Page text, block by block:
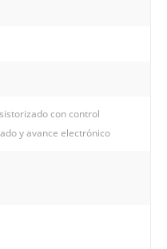
con control
y avance electrónico